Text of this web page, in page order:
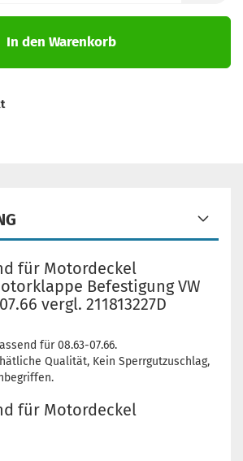
In den Warenkorb
für Motordeckel
Befestigung VW
vergl. 211813227D
für 08.63-07.66.
Qualität, Kein Sperrgutzuschlag,
für Motordeckel